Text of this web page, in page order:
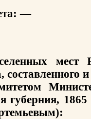
—
мест
губерния,